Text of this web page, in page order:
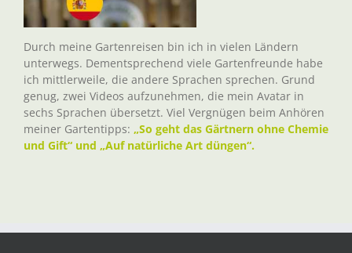
Durch meine Gartenreisen bin ich in vielen Ländern
unterwegs. Dementsprechend viele Gartenfreunde habe
ich mittlerweile, die andere Sprachen sprechen. Grund
genug, zwei Videos aufzunehmen, die mein Avatar in
sechs Sprachen übersetzt. Viel Vergnügen beim Anhören
meiner Gartentipps: „So geht das Gärtnern ohne Chemie
und Gift“ und „Auf natürliche Art düngen“.